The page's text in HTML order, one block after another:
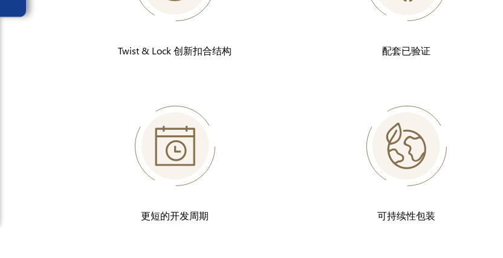
Twist & Lock 创新扣合结构 配套已验证
更短的开发周期 可持续性包装